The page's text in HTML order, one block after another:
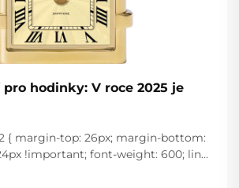
hodinky: V roce 2025 je
{ margin-top: 26px; margin-bottom:
!important; font-weight: 600; line-